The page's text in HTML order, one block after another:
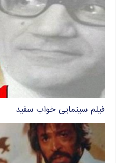
فیلم سینمایی خواب سفید